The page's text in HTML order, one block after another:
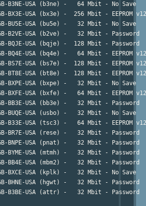
B3NE-USA (b3ne) -   64 Mbit - No Save
BX3E-USA (bx3e) -  256 Mbit - EEPROM
BU5E-USA (bu5e) -   32 Mbit - No Save
B2VE-USA (b2ve) -   32 Mbit - Password
BQJE-USA (bqje) -  128 Mbit - Password
BQ4E-USA (bq4e) -   64 Mbit - EEPROM
BS7E-USA (bs7e) -  128 Mbit - EEPROM
BT8E-USA (bt8e) -  128 Mbit - EEPROM
BXPE-USA (bxpe) -   32 Mbit - No Save
BXFE-USA (bxfe) -   64 Mbit - EEPROM
BB3E-USA (bb3e) -   32 Mbit - Password
BUQE-USA (usbo) -   32 Mbit - No Save
B33E-USA (tsc3) -   64 Mbit - EEPROM
BR7E-USA (rese) -   32 Mbit - Password
BNPE-USA (pnat) -   32 Mbit - Password
BYME-USA (mtmh) -   32 Mbit - Password
BB4E-USA (mbm2) -   32 Mbit - Password
BXCE-USA (kplk) -   32 Mbit - No Save
BHNE-USA (hgwt) -   32 Mbit - Password
B3BE-USA (attr) -   32 Mbit - Password